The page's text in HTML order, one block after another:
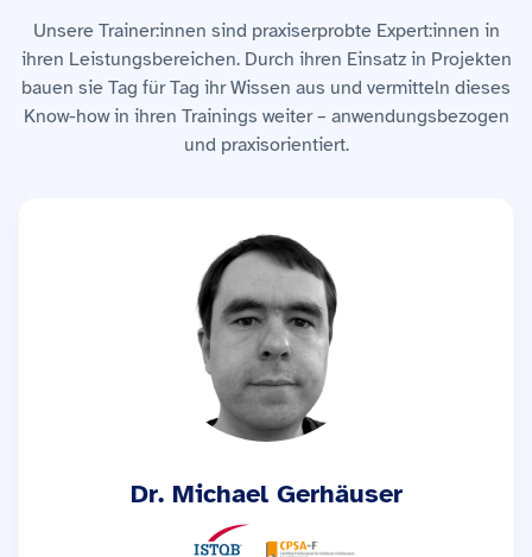
Unsere Trainer:innen sind praxiserprobte Expert:innen in
ihren Leistungsbereichen. Durch ihren Einsatz in Projekten
bauen sie Tag für Tag ihr Wissen aus und vermitteln dieses
Know-how in ihren Trainings weiter – anwendungsbezogen
und praxisorientiert.
Dr. Michael Gerhäuser